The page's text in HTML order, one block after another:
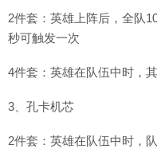
2件套：英雄上阵后，全队
秒可触发一次
4件套：英雄在队伍中时，
3、孔卡机芯
2件套：英雄在队伍中时，